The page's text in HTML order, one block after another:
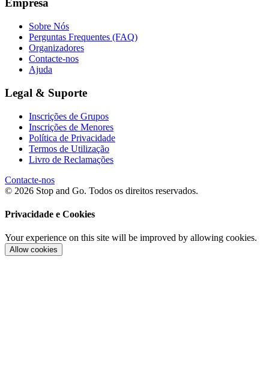
Empresa
Sobre Nós
Perguntas Frequentes (FAQ)
Organizadores
Contacte-nos
Ajuda
Legal & Suporte
Inscrições de Grupos
Inscrições de Menores
Política de Privacidade
Termos de Utilização
Livro de Reclamações
Contacte-nos
© 2026 Stop and Go. Todos os direitos reservados.
Privacidade e Cookies
Your experience on this site will be improved by allowing cookies.
Allow cookies